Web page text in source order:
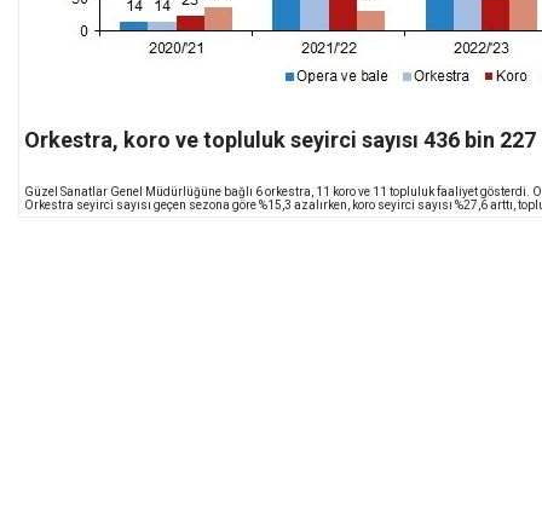
Orkestra, koro ve topluluk seyirci sayısı 436 bin
Güzel Sanatlar Genel Müdürlüğüne bağlı 6 orkestra, 11 koro ve 11 topluluk faaliyet gösterdi.
Orkestra seyirci sayısı geçen sezona göre %15,3 azalırken, koro seyirci sayısı %27,6 arttı,